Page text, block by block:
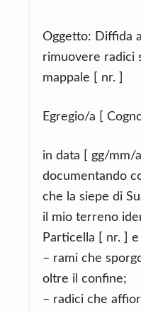
Oggetto: Diffida
rimuovere radici
mappale [ nr. ]
Egregio/a [
in data [ gg/mm/
documentando
che la siepe di
il mio terreno
Particella [ nr. ]
– rami che
oltre il confine;
– radici che